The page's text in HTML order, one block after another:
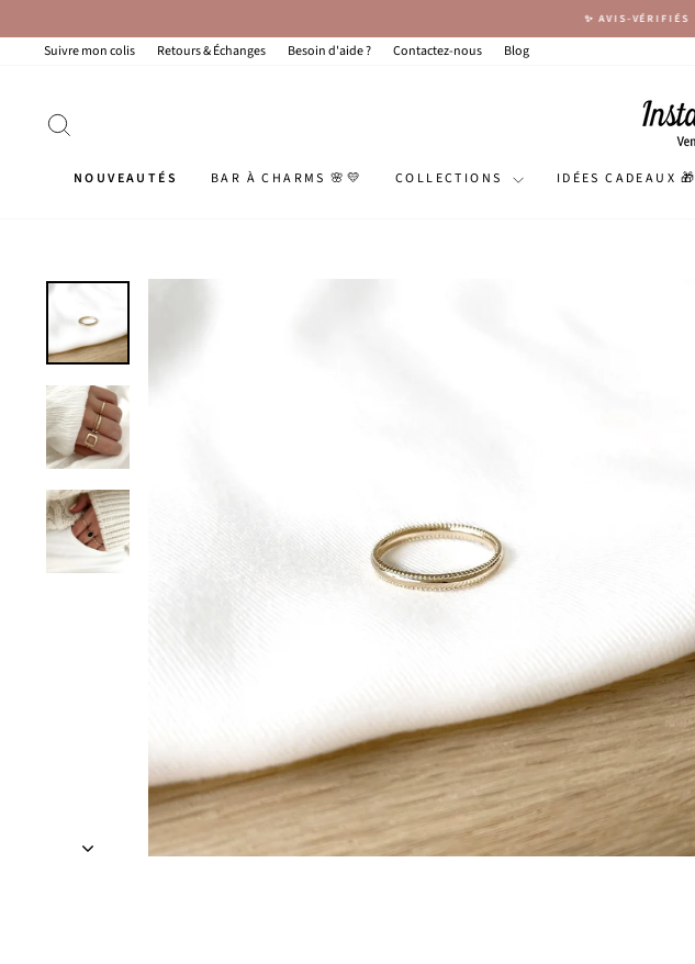
contenu
✨ AVIS-VÉRIFIÉS
Suivre mon colis Retours & Échanges Besoin d'aide ? Contactez-nous Blog
NOUVEAUTÉS BAR À CHARMS 🌸💛 COLLECTIONS IDÉES CADEAUX 🎁